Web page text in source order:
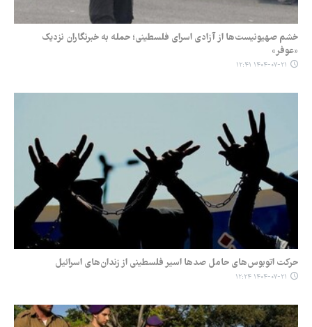
خشم صهیونیست‌ها از آزادی اسرای فلسطینی؛ حمله به خبرنگاران نزدیک
«عوفر»
۱۴۰۴-۰۷-۲۱ ۱۲:۴۱
حرکت اتوبوس‌های حامل صدها اسیر فلسطینی از زندان‌های اسرائیل
۱۴۰۴-۰۷-۲۱ ۱۲:۲۴